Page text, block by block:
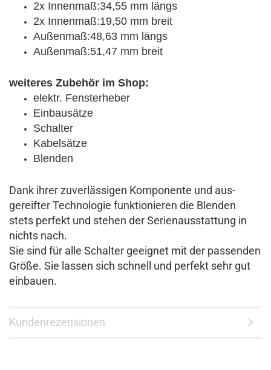
2x Innenmaß:34,55 mm längs
2x Innenmaß:19,50 mm breit
Außenmaß:48,63 mm längs
Außenmaß:51,47 mm breit
weiteres Zubehör im Shop:
elektr. Fensterheber
Einbausätze
Schalter
Kabelsätze
Blenden
Dank ihrer zuver­lässigen Kom­ponente und aus­
gereifter Tech­nologie funk­tionieren die Blenden
stets per­fekt und stehen der Serien­aus­stattung in
nichts nach.
Sie sind für alle Schalter ge­eignet mit der passenden
Größe. Sie lassen sich schnell und per­fekt sehr gut
ein­bauen.
Kundenrezensionen